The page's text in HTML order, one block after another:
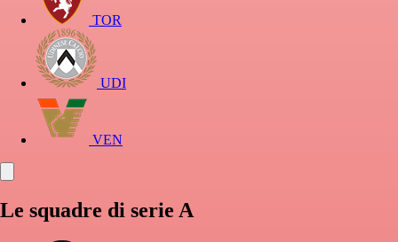
TOR
UDI
VEN
Le squadre di serie A